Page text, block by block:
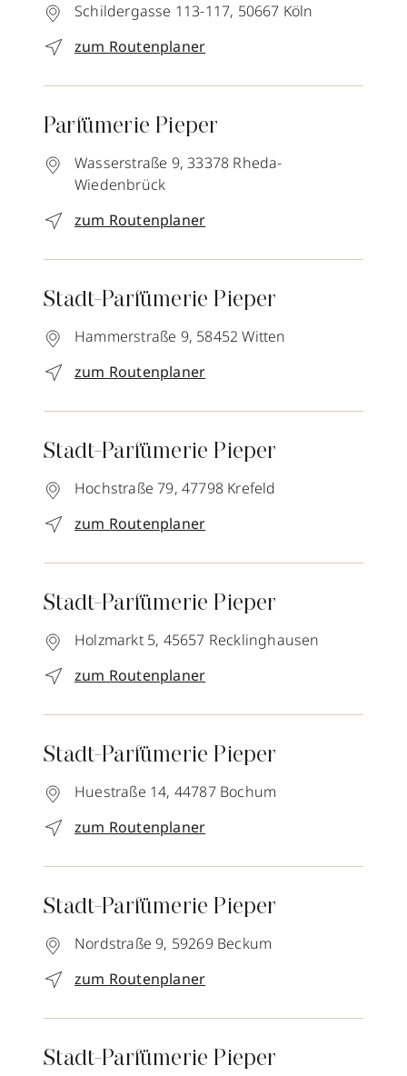
Schildergasse 113-117, 50667 Köln
zum Routenplaner
Parfümerie Pieper
Wasserstraße 9, 33378 Rheda-
Wiedenbrück
zum Routenplaner
Stadt-Parfümerie Pieper
Hammerstraße 9, 58452 Witten
zum Routenplaner
Stadt-Parfümerie Pieper
Hochstraße 79, 47798 Krefeld
zum Routenplaner
Stadt-Parfümerie Pieper
Holzmarkt 5, 45657 Recklinghausen
zum Routenplaner
Stadt-Parfümerie Pieper
Huestraße 14, 44787 Bochum
zum Routenplaner
Stadt-Parfümerie Pieper
Nordstraße 9, 59269 Beckum
zum Routenplaner
Stadt-Parfümerie Pieper